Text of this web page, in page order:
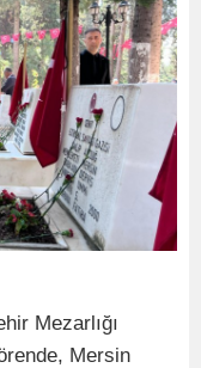
Mezarlığı
Mersin